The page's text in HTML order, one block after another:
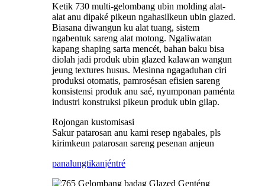
Ketik 730 multi-gelombang ubin molding alat-
alat anu dipaké pikeun ngahasilkeun ubin glazed.
Biasana diwangun ku alat tuang, sistem
ngabentuk sareng alat motong. Ngaliwatan
kapang shaping sarta mencét, bahan baku bisa
diolah jadi produk ubin glazed kalawan wangun
jeung textures husus. Mesinna ngagaduhan ciri
produksi otomatis, pamrosésan efisien sareng
konsistensi produk anu saé, nyumponan paménta
industri konstruksi pikeun produk ubin gilap.
Rojongan kustomisasi
Sakur patarosan anu kami resep ngabales, pls
kirimkeun patarosan sareng pesenan anjeun
panalungtikanjéntré